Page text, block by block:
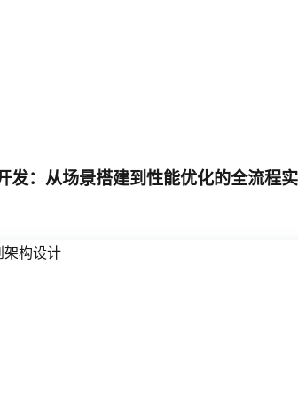
：从场景搭建到性能优化的全流程